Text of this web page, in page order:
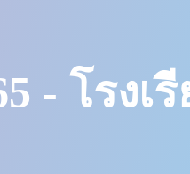
- โรงเ